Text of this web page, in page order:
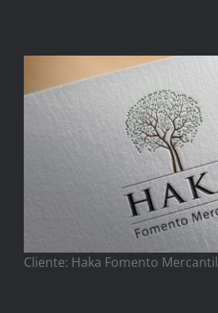
Cliente: Haka Fomento Mercantil